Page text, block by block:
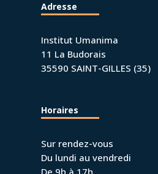
Adresse
Institut Umanima
11 La Budorais
35590 SAINT-GILLES (35)
Horaires
Sur rendez-vous
Du lundi au vendredi